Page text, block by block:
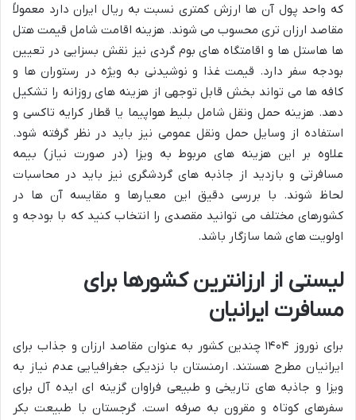
که واحد پول آن ها ارزش کمتری نسبت به ریال ایران دارد معمولاً
مقاصد ارزان تری محسوب می شوند. هزینه اقامت شامل قیمت هتل
ها هاستل ها و اقامتگاه های بوم گردی نیز نقش بسزایی در تعیین
بودجه سفر دارد. قیمت غذا و نوشیدنی به ویژه در رستوران ها و
کافه ها می تواند بخش قابل توجهی از هزینه های روزانه را تشکیل
دهد. هزینه حمل ونقل شامل بلیط هواپیما یا قطار کرایه تاکسی و
استفاده از وسایل حمل ونقل عمومی نیز باید در نظر گرفته شود.
علاوه بر این هزینه های مربوط به ویزا (در صورت نیاز) بیمه
مسافرتی و بازدید از جاذبه های گردشگری نیز باید در محاسبات
لحاظ شوند. با بررسی دقیق این معیارها و مقایسه آن ها در
کشورهای مختلف می توانید مقصدی را انتخاب کنید که با بودجه و
اولویت های شما سازگار باشد.
لیستی از ارزانترین کشورها برای
مسافرت ایرانیان
برای نوروز ۱۴۰۴ چندین کشور به عنوان مقاصد ارزان و جذاب برای
ایرانیان مطرح هستند. ارمنستان با نزدیکی جغرافیایی عدم نیاز به
ویزا و جاذبه های تاریخی و طبیعی فراوان گزینه ای ایده آل برای
سفرهای کوتاه و مقرون به صرفه است. گرجستان با طبیعت بکر